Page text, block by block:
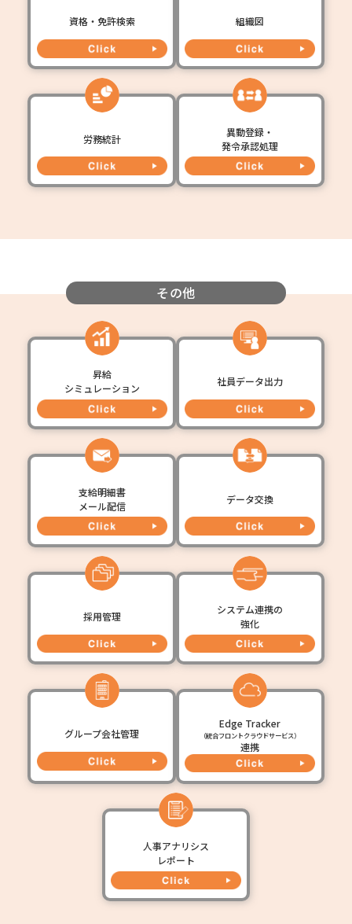
資格・免許検索 組織図
労務統計
異動登録・
発令承認処理
その他
昇給
シミュレーション
社員データ出力
支給明細書
メール配信
データ交換
採用管理
システム連携の
強化
グループ会社管理
Edge Tracker
（統合フロントクラウドサービス）
連携
人事アナリシス
レポート